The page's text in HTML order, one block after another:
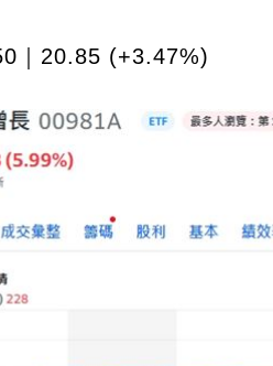
｜20.85 (+3.47%)